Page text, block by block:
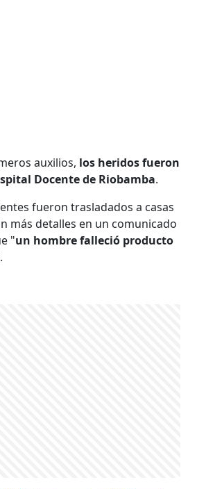
auxilios, los heridos fueron
Docente de Riobamba.
fueron trasladados a casas
más detalles en un comunicado
"un hombre falleció producto